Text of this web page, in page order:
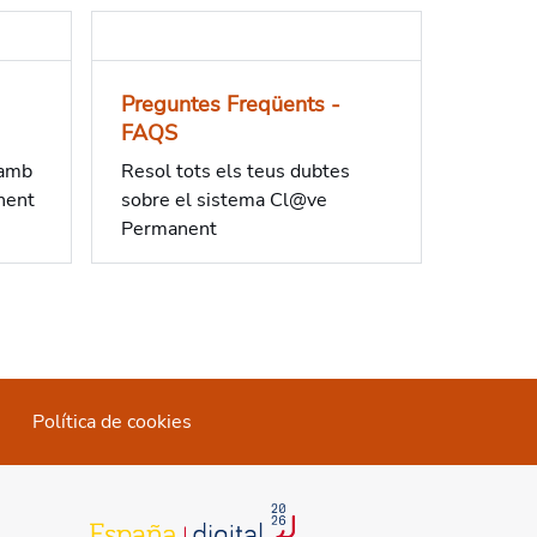
Preguntes Freqüents -
FAQS
Resol tots els teus dubtes
sobre el sistema Cl@ve
Permanent
Política de cookies
opens in a new tab